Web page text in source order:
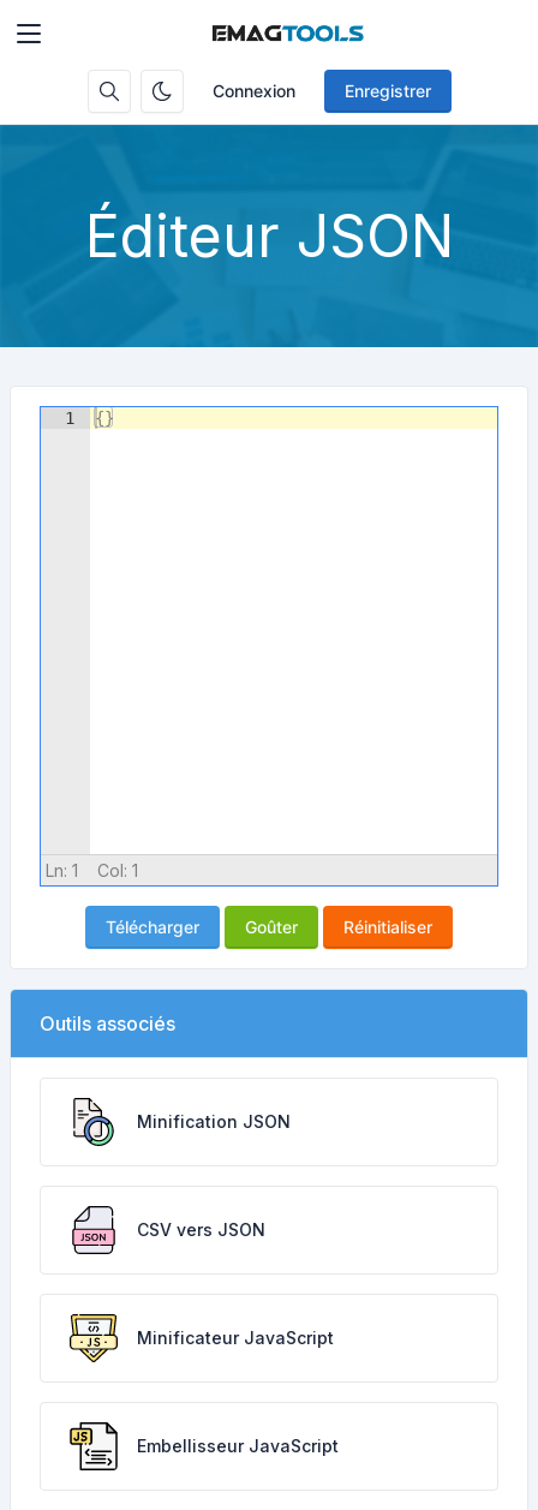
Connexion Enregistrer
Éditeur JSON
1 {}
Ln: 1 Col: 1
Télécharger Goûter Réinitialiser
Outils associés
Minification JSON
CSV vers JSON
Minificateur JavaScript
Embellisseur JavaScript